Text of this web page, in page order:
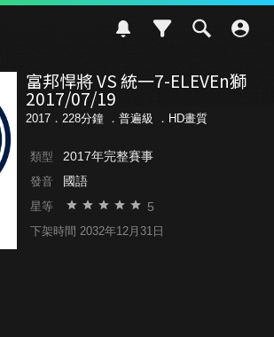
富邦悍將 VS 統一7-ELEVEn獅
2017/07/19
2017．228分鐘 ． 普遍級 ．HD畫質
類型 2017年完整賽事
發音 國語
星等 5
下架時間 2032年12月31日